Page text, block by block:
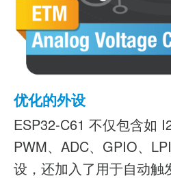
优化的外设
ESP32-C61 不仅包含如
PWM、ADC、GPIO、
设，还加入了用于自动触